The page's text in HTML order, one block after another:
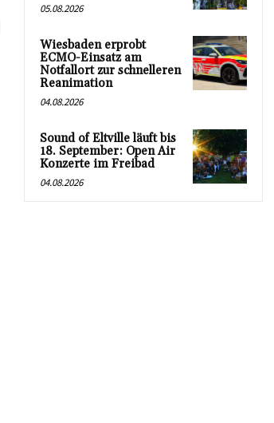
05.08.2026
Wiesbaden erprobt
ECMO-Einsatz am
Notfallort zur schnelleren
Reanimation
04.08.2026
Sound of Eltville läuft bis
18. September: Open Air
Konzerte im Freibad
04.08.2026